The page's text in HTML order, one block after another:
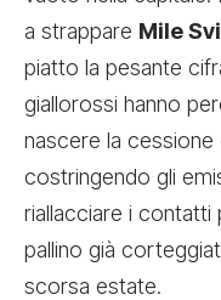
a strappare Mile
piatto la pesante
giallorossi hanno
nascere la
costringendo gli
riallacciare i contatti
pallino già
scorsa estate.